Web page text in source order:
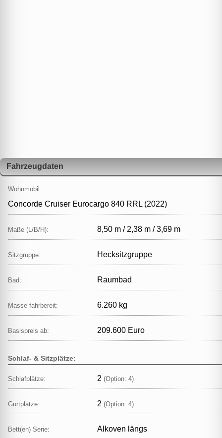
Fahrzeugdaten
Wohnmobil:
Concorde Cruiser Eurocargo 840 RRL (2022)
Maße (L/B/H): 8,50 m / 2,38 m / 3,69 m
Sitzgruppe: Hecksitzgruppe
Bad: Raumbad
Masse fahrbereit: 6.260 kg
Basispreis ab: 209.600 Euro
Schlaf- & Sitzplätze:
Schlafplätze: 2 (Option: 4)
Gurtplätze: 2 (Option: 4)
Bett(en) Serie: Alkoven längs